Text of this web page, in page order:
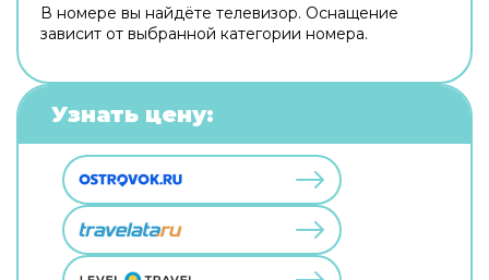
В номере вы найдёте телевизор. Оснащение
зависит от выбранной категории номера.
Узнать цену: